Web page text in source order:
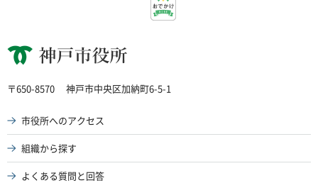
神戸市役所
〒650-8570 神戸市中央区加納町6-5-1
市役所へのアクセス
組織から探す
よくある質問と回答